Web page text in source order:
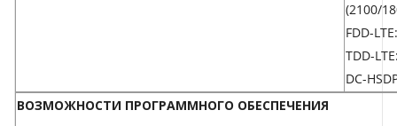
(2100/
FDD-
TDD-
DC-
ВОЗМОЖНОСТИ ПРОГРАММНОГО ОБЕСПЕЧЕНИЯ